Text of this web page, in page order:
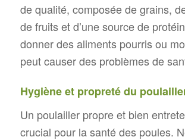
de qualité, composée de grains,
de fruits et d’une source de
donner des aliments pourris ou
peut causer des problèmes de
Hygiène et propreté du
Un poulailler propre et bien
crucial pour la santé des poules.